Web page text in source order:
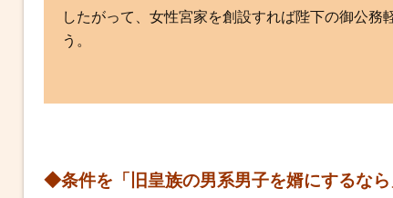
したがって、女性宮家を創設すれば陛下の御公
う。
◆条件を 「旧皇族の男系男子を婿にするな